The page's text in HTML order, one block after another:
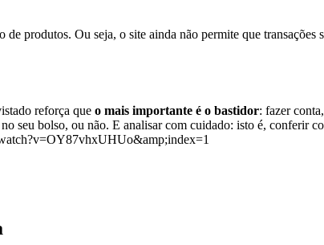
de produtos. Ou seja, o site ainda não permite que
reforça que o mais importante é o bastidor: fazer
seu bolso, ou não. E analisar com cuidado: isto é, conferir